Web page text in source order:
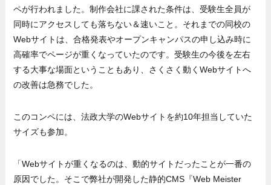
ペが行われました。制作会社に課された条件は、受験生全員が
同時にアクセスしても落ちない＆速いこと。それまでの同校の
Webサイトは、合格発表やオープンキャンパスの申し込み時に
高確率でページが重くなっていたのです。受験生の今後を左右
する大事な場面ということもあり、さくさく動くWebサイトへ
の改善は急務でした。
このコンペには、法政大学のWebサイトを約10年担当していた
サイズも参加。
「Webサイトが重くなるのは、動的サイトだったことが一番の
原因でした。そこで弊社が開発した静的CMS『Web Meister